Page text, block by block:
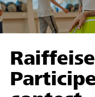
Parrainer
Soutien &
Trouvez des projets et